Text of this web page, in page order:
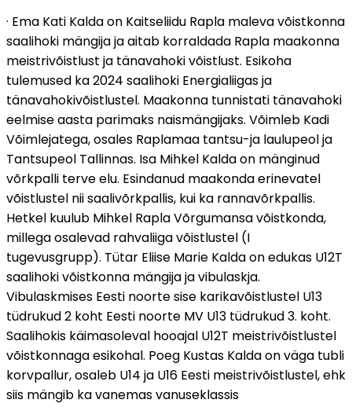
· Ema Kati Kalda on Kaitseliidu Rapla maleva võistkonna
saalihoki mängija ja aitab korraldada Rapla maakonna
meistrivõistlust ja tänavahoki võistlust. Esikoha
tulemused ka 2024 saalihoki Energialiigas ja
tänavahokivõistlustel. Maakonna tunnistati tänavahoki
eelmise aasta parimaks naismängijaks. Võimleb Kadi
Võimlejatega, osales Raplamaa tantsu-ja laulupeol ja
Tantsupeol Tallinnas. Isa Mihkel Kalda on mänginud
võrkpalli terve elu. Esindanud maakonda erinevatel
võistlustel nii saalivõrkpallis, kui ka rannavõrkpallis.
Hetkel kuulub Mihkel Rapla Võrgumansa võistkonda,
millega osalevad rahvaliiga võistlustel (I
tugevusgrupp). Tütar Eliise Marie Kalda on edukas U12T
saalihoki võistkonna mängija ja vibulaskja.
Vibulaskmises Eesti noorte sise karikavõistlustel U13
tüdrukud 2 koht Eesti noorte MV U13 tüdrukud 3. koht.
Saalihokis käimasoleval hooajal U12T meistrivõistlustel
võistkonnaga esikohal. Poeg Kustas Kalda on väga tubli
korvpallur, osaleb U14 ja U16 Eesti meistrivõistlustel, ehk
siis mängib ka vanemas vanuseklassis